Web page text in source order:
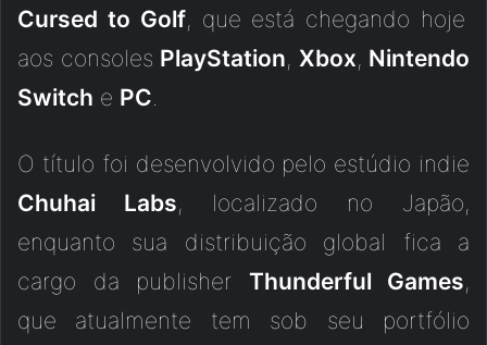
Cursed to Golf, que está chegando hoje
aos consoles PlayStation, Xbox, Nintendo
Switch e PC.
O título foi desenvolvido pelo estúdio indie
Chuhai Labs, localizado no Japão,
enquanto sua distribuição global fica a
cargo da publisher Thunderful Games,
que atualmente tem sob seu portfólio